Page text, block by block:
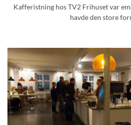
Kafferistning hos TV2 Frihuset var
havde den store